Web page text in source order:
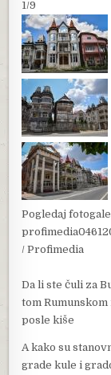
1/9
Pogledaj
/ Profimedia
Da li ste čuli za
tom
posle kiše
A kako su
grade kule i